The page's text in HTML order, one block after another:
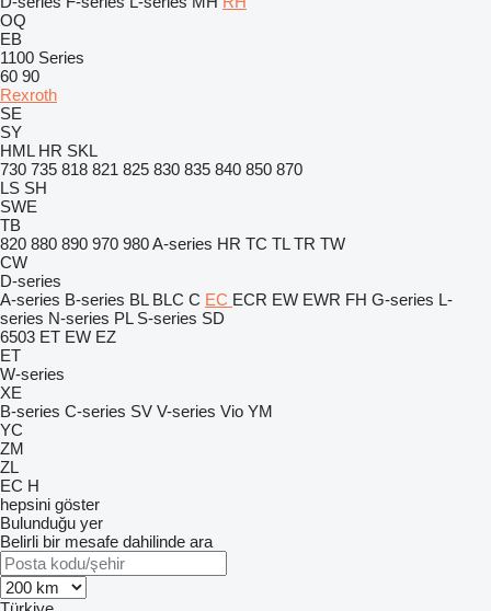
OQ
EB
1100 Series
60 90
Rexroth
SE
SY
HML HR SKL
730 735 818 821 825 830 835 840 850 870
LS SH
SWE
TB
820 880 890 970 980A-series HR TC TL TR TW
CW
D-series
A-series B-series BL BLC C EC ECR EW EWR FH G-series L-
series N-series PL S-series SD
6503 ET EW EZ
ET
W-series
XE
B-series C-series SV V-series Vio YM
YC
ZM
ZL
EC H
hepsini göster
Bulunduğu yer
Belirli bir mesafe dahilinde ara